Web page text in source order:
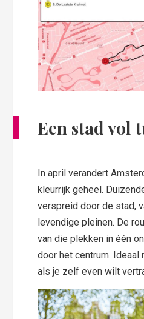
Een stad vol
In april verandert
kleurrijk geheel.
verspreid door de stad,
levendige pleinen. De
van die plekken in één
door het centrum.
als je zelf even wilt